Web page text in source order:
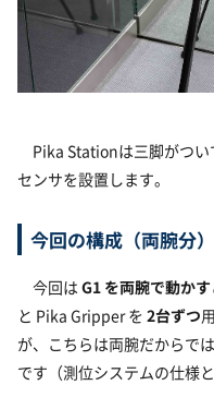
Pika Stationは三脚がつ
センサを設置します。
今回の構成（両腕分）
今回はG1 を両腕で動かす
と Pika Gripper を 2台ずつ
が、こちらは両腕だからでは
です（測位システムの仕様